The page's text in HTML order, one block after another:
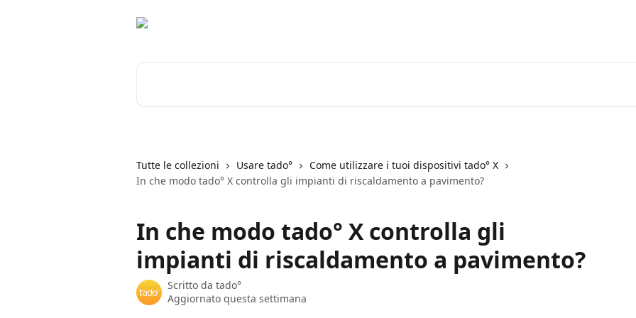
Tutte le collezioni Usare tado°
Come utilizzare i tuoi dispositivi tado° X
In che modo tado° X controlla gli impianti di riscaldamento a pavimento?
In che modo tado° X controlla gli
impianti di riscaldamento a pavimento?
Scritto da tado°
Aggiornato questa settimana